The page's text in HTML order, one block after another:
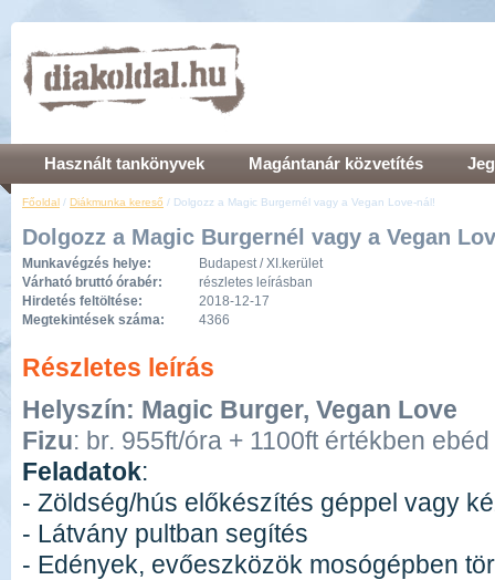
Használt tankönyvek Magántanár közvetítés
Főoldal / Diákmunka kereső / Dolgozz a Magic Burgernél vagy a Vegan Love-nál!
Dolgozz a Magic Burgernél vagy a Vegan
Munkavégzés helye:
Budapest / XI.kerület
Várható bruttó órabér:
részletes leírásban
Hirdetés feltöltése:
2018-12-17
Megtekintések száma:
4366
Részletes leírás
Helyszín: Magic Burger, Vegan Love
Fizu: br. 955ft/óra + 1100ft értékben ebéd
Feladatok:
- Zöldség/hús előkészítés géppel vagy
- Látvány pultban segítés
- Edények, evőeszközök mosógépben